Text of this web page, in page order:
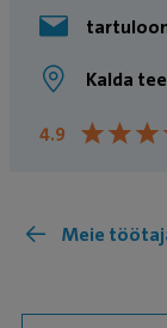
olemas
Kalda
4.9 ★★★
★★★
Meie